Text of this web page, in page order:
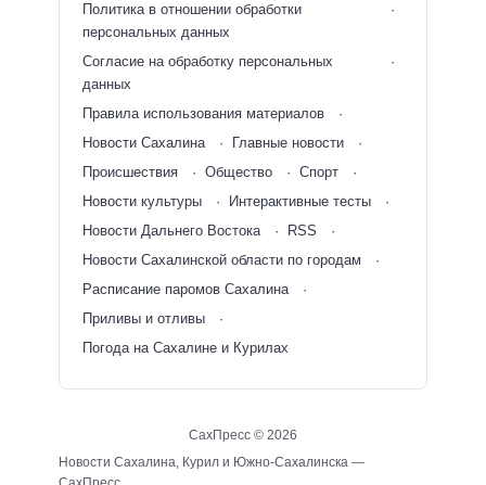
Политика в отношении обработки
персональных данных
Согласие на обработку персональных
данных
Правила использования материалов
Новости Сахалина
Главные новости
Происшествия
Общество
Спорт
Новости культуры
Интерактивные тесты
Новости Дальнего Востока
RSS
Новости Сахалинской области по городам
Расписание паромов Сахалина
Приливы и отливы
Погода на Сахалине и Курилах
СахПресс © 2026
Новости Сахалина, Курил и Южно-Сахалинска —